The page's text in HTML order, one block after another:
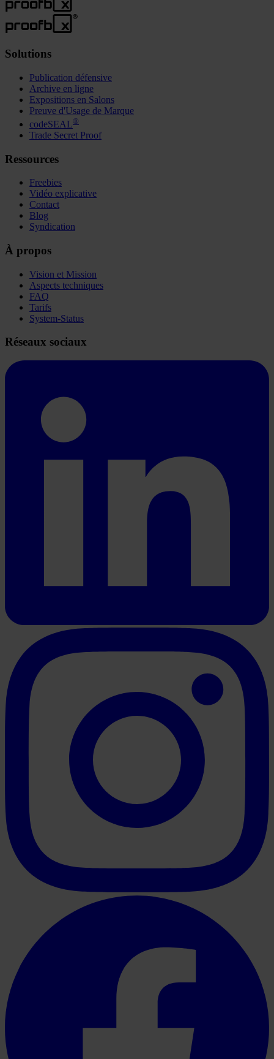
Solutions
Publication défensive
Archive en ligne
Expositions en Salons
Preuve d'Usage de Marque
codeSEAL®
Trade Secret Proof
Ressources
Freebies
Vidéo explicative
Contact
Blog
Syndication
À propos
Vision et Mission
Aspects techniques
FAQ
Tarifs
System-Status
Réseaux sociaux